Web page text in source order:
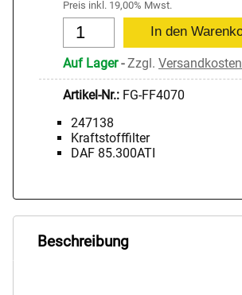
Preis inkl. 19,00% Mwst.
Auf Lager-Zzgl. Versandkosten
Artikel-Nr.: FG-FF4070
247138
Kraftstofffilter
DAF 85.300ATI
Beschreibung